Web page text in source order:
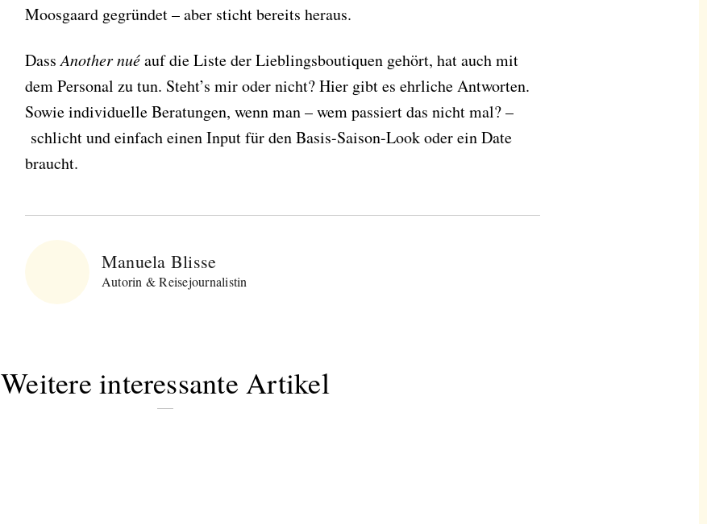
Moosgaard gegründet – aber sticht bereits heraus.
DassAnother nuéauf die Liste der Lieblingsboutiquen gehört, hat auch mit
dem Personal zu tun. Steht’s mir oder nicht? Hier gibt es ehrliche Antworten.
Sowie individuelle Beratungen, wenn man – wem passiert das nicht mal? –
schlicht und einfach einen Input für den Basis-Saison-Look oder ein Date
braucht.
Manuela Blisse
Autorin & Reisejournalistin
Weitere interessante Artikel
Abonnieren Sie
unseren Newsletter
Entdecken Sie jede Woche neue schöne